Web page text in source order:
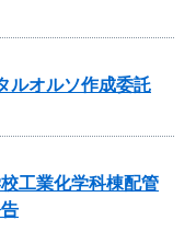
ルオルソ作成委託
工業化学科棟配管